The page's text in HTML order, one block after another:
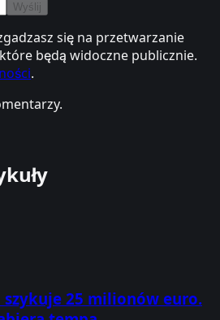
Wyślij
się na przetwarzanie
będą widoczne publicznie.
.
25 milionów euro.